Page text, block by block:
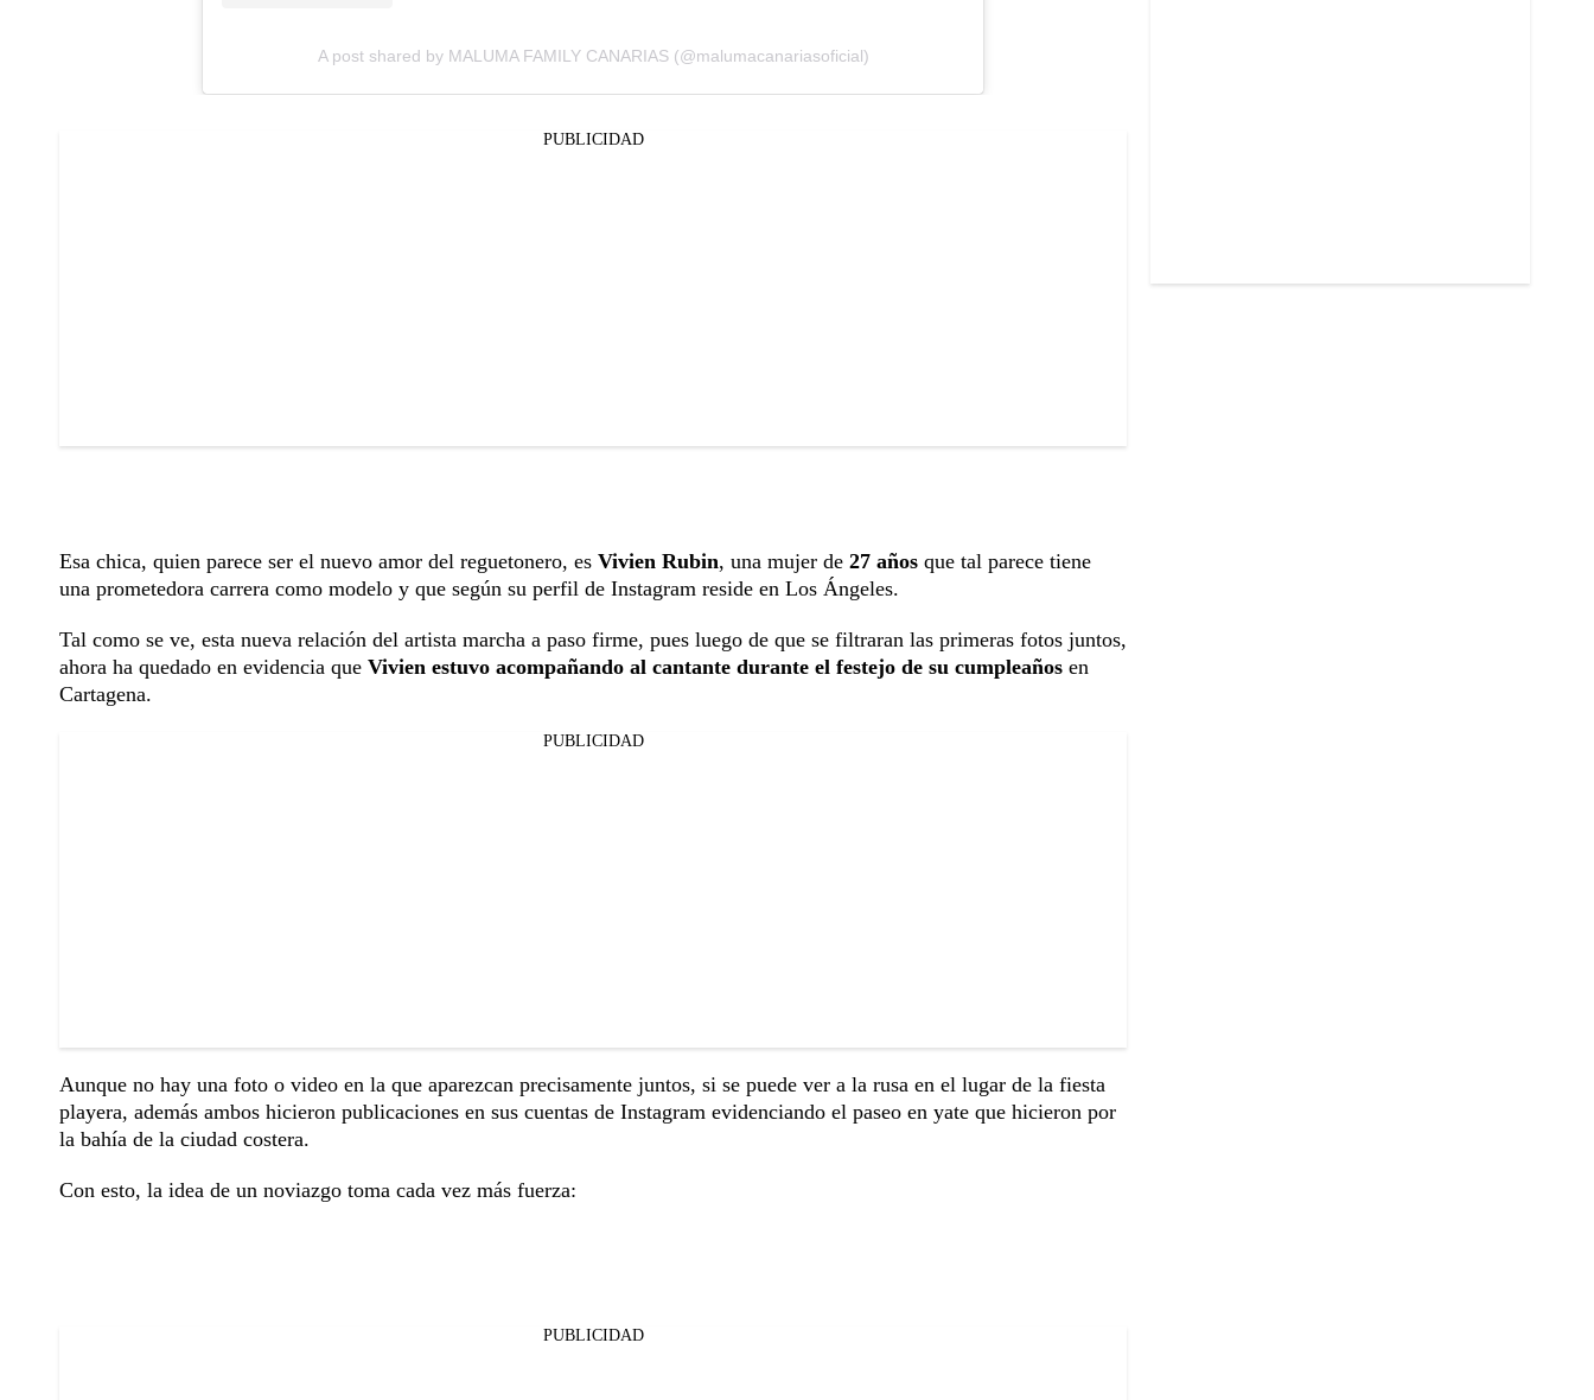
A post shared by MALUMA FAMILY CANARIAS (@malumacanariasoficial)
PUBLICIDAD
Esa chica, quien parece ser el nuevo amor del reguetonero, es Vivien Rubin, una mujer de 27 años que tal parece tiene
una prometedora carrera como modelo y que según su perfil de Instagram reside en Los Ángeles.
Tal como se ve, esta nueva relación del artista marcha a paso firme, pues luego de que se filtraran las primeras fotos juntos,
ahora ha quedado en evidencia que Vivien estuvo acompañando al cantante durante el festejo de su cumpleaños en
Cartagena.
PUBLICIDAD
Aunque no hay una foto o video en la que aparezcan precisamente juntos, si se puede ver a la rusa en el lugar de la fiesta
playera, además ambos hicieron publicaciones en sus cuentas de Instagram evidenciando el paseo en yate que hicieron por
la bahía de la ciudad costera.
Con esto, la idea de un noviazgo toma cada vez más fuerza:
PUBLICIDAD